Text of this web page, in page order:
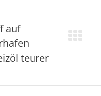
auf
teurer